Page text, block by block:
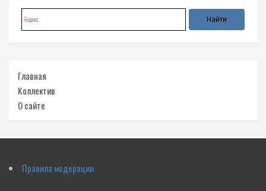
Главная
Коллектив
О сайте
Правила модерации